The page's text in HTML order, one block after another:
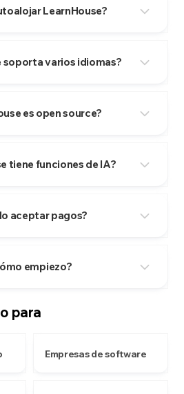
LearnHouse?
soporta varios idiomas?
es open source?
tiene funciones de IA?
aceptar pagos?
empiezo?
para
Empresas de software